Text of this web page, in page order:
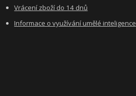
Vrácení zboží do 14 dnů
Informace o využívání umělé inteligence